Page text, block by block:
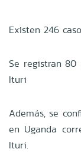
Existen 246
Se registran 80
Ituri
Además, se
en Uganda
Ituri.